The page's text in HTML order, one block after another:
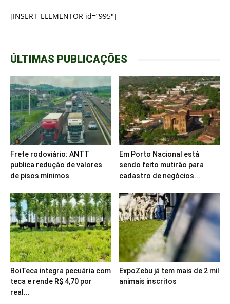
[INSERT_ELEMENTOR id=”995″]
ÚLTIMAS PUBLICAÇÕES
Frete rodoviário: ANTT
publica redução de valores
de pisos mínimos
Em Porto Nacional está
sendo feito mutirão para
cadastro de negócios...
BoiTeca integra pecuária com
teca e rende R$ 4,70 por
real...
ExpoZebu já tem mais de 2 mil
animais inscritos